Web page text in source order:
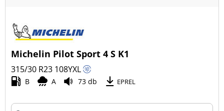
Michelin Pilot Sport 4 S K1
315/30 R23 108YXL
B A 73 db EPREL